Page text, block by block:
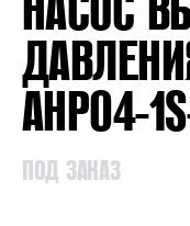
AHP04-
ПОД ЗАКАЗ